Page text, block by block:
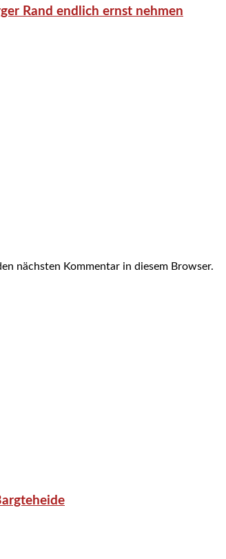
Rand endlich ernst nehmen
nächsten Kommentar in diesem Browser.